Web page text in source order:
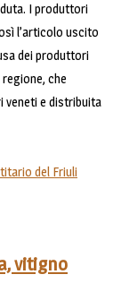
I produttori
l’articolo uscito
dei produttori
che
veneti e distribuita
vitigno